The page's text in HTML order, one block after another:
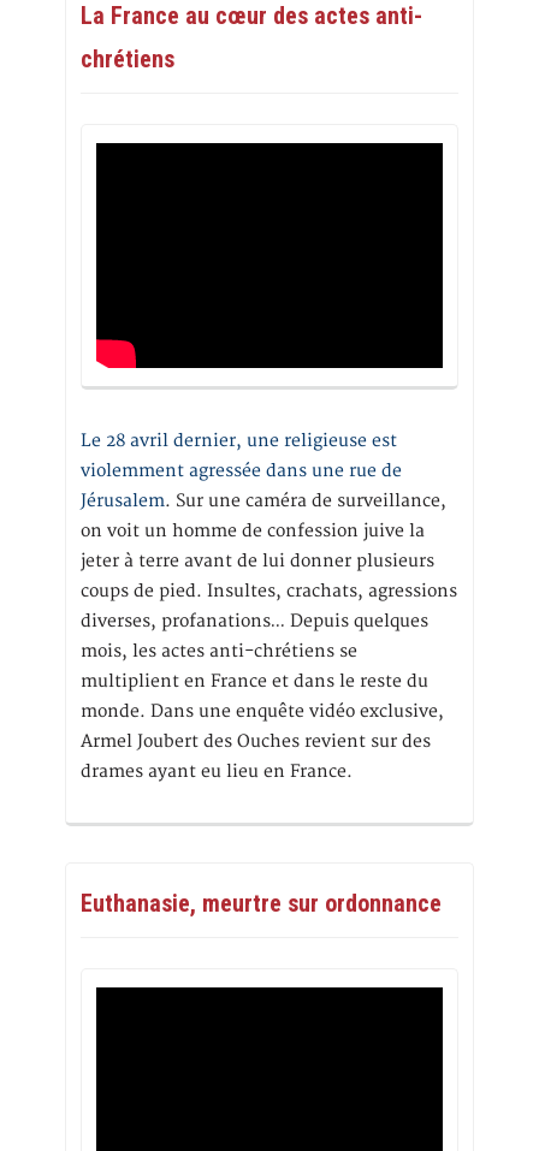
La France au cœur des actes anti-
chrétiens
Le 28 avril dernier, une religieuse est
violemment agressée dans une rue de
Jérusalem. Sur une caméra de surveillance,
on voit un homme de confession juive la
jeter à terre avant de lui donner plusieurs
coups de pied. Insultes, crachats, agressions
diverses, profanations… Depuis quelques
mois, les actes anti-chrétiens se
multiplient en France et dans le reste du
monde. Dans une enquête vidéo exclusive,
Armel Joubert des Ouches revient sur des
drames ayant eu lieu en France.
Euthanasie, meurtre sur ordonnance